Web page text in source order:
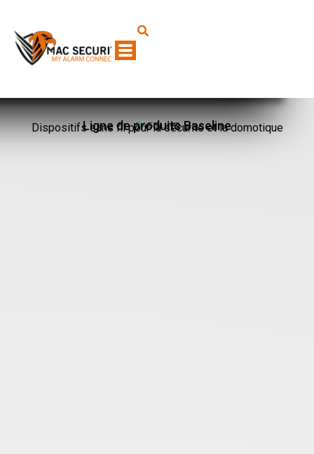
Ligne de produits Baseline
Dispositifs sans fil pour la sécurité et la domotique